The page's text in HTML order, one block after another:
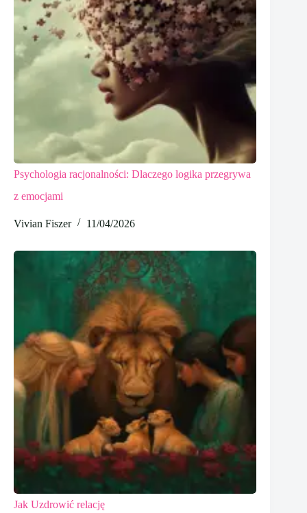
Psychologia racjonalności: Dlaczego logika przegrywa
z emocjami
Vivian Fiszer 11/04/2026
Jak Uzdrowić relację